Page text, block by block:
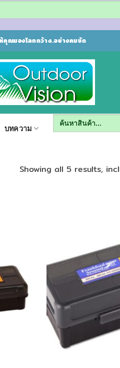
คุณมองโลกกว้าง..อย่างคมชัด
บทความ
Search
for:
Showing all 5 results,